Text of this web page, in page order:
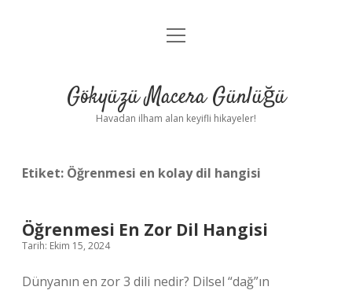
Anasayfa
Yasal Uyarı
menüyü
Gökyüzü Macera Günlüğü
Havadan ilham alan keyifli hikayeler!
Etiket: Öğrenmesi en kolay dil hangisi
Öğrenmesi En Zor Dil Hangisi
Tarih: Ekim 15, 2024
Dünyanın en zor 3 dili nedir? Dilsel “dağ”ın